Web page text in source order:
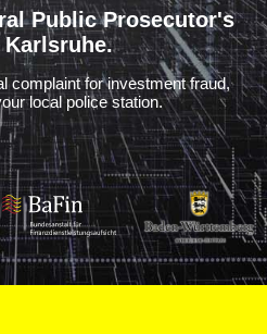
Public Prosecutor's
complaint for investment fraud,
local police station.